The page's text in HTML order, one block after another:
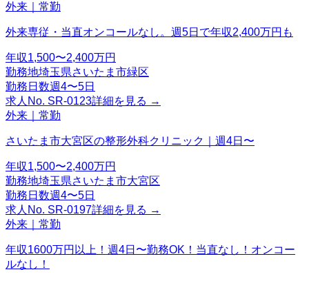
外来｜常勤
外来専従・当直オンコールなし。週5日で年収2,400万円も
年収1,500〜2,400万円
勤務地埼玉県さいたま市緑区
勤務日数週4〜5日
求人No. SR-0123詳細を見る →
外来｜常勤
さいたま市大宮区の整形外科クリニック｜週4日〜
年収1,500〜2,400万円
勤務地埼玉県さいたま市大宮区
勤務日数週4〜5日
求人No. SR-0197詳細を見る →
外来｜常勤
年収1600万円以上！週4日〜勤務OK！当直なし！オンコー
ルなし！